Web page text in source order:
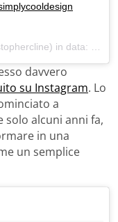
in data:
davvero
su Instagram. Lo
a
solo alcuni anni fa,
in una
un semplice